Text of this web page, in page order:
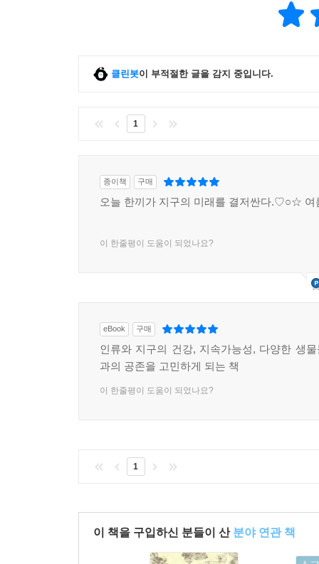
클린봇이 부적절한 글을 감지 중입니다.
1
종이책 구매
오늘 한끼가 지구의 미래를 결저싼다.♡○☆ 여
이 한줄평이 도움이 되었나요?
eBook 구매
인류와 지구의 건강, 지속가능성, 다양한 생
과의 공존을 고민하게 되는 책
이 한줄평이 도움이 되었나요?
1
이 책을 구입하신 분들이 산 분야 연관 책